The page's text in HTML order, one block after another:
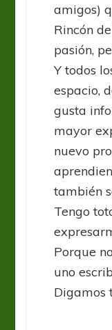
amigos)
Rincón
pasión,
Y todos
espacio,
gusta
mayor
nuevo
también
Tengo
Porque
uno
Digamos